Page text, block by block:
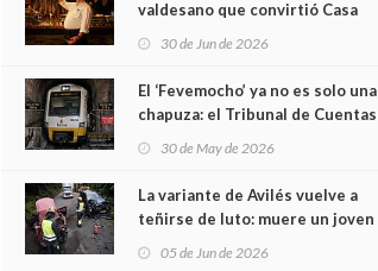
valdesano que convirtió Casa
30 de Jun de 2026
El ‘Fevemocho’ ya no es solo una
chapuza: el Tribunal de Cuentas
sobrecoste de los trenes que no
cabían por los túneles
30 de May de 2026
La variante de Avilés vuelve a
teñirse de luto: muere un joven
05 de Jun de 2026